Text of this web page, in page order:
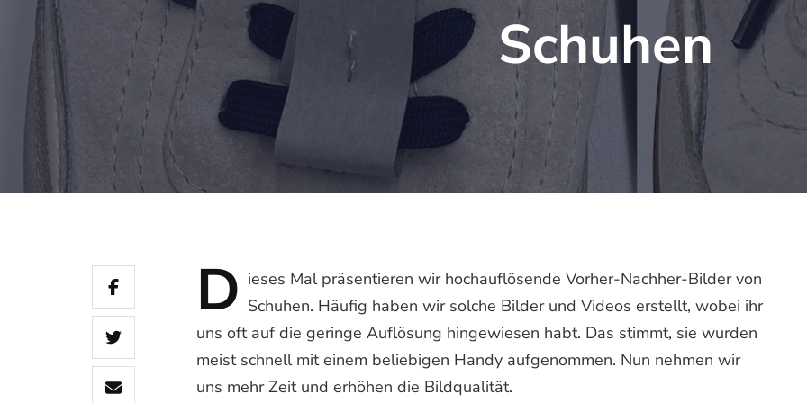
Schuhen
D ieses Mal präsentieren wir hochauflösende Vorher-Nachher-Bilder von
Schuhen. Häufig haben wir solche Bilder und Videos erstellt, wobei ihr
uns oft auf die geringe Auflösung hingewiesen habt. Das stimmt, sie wurden
meist schnell mit einem beliebigen Handy aufgenommen. Nun nehmen wir
uns mehr Zeit und erhöhen die Bildqualität.